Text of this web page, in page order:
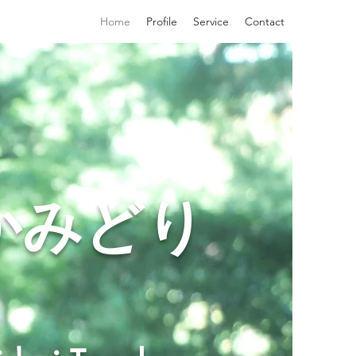
Home Profile Service Contact
みどり